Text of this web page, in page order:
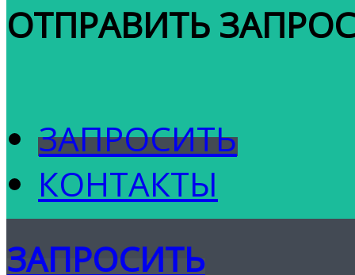
ОТПРАВИТЬ ЗАПРОС
ЗАПРОСИТЬ
КОНТАКТЫ
ЗАПРОСИТЬ